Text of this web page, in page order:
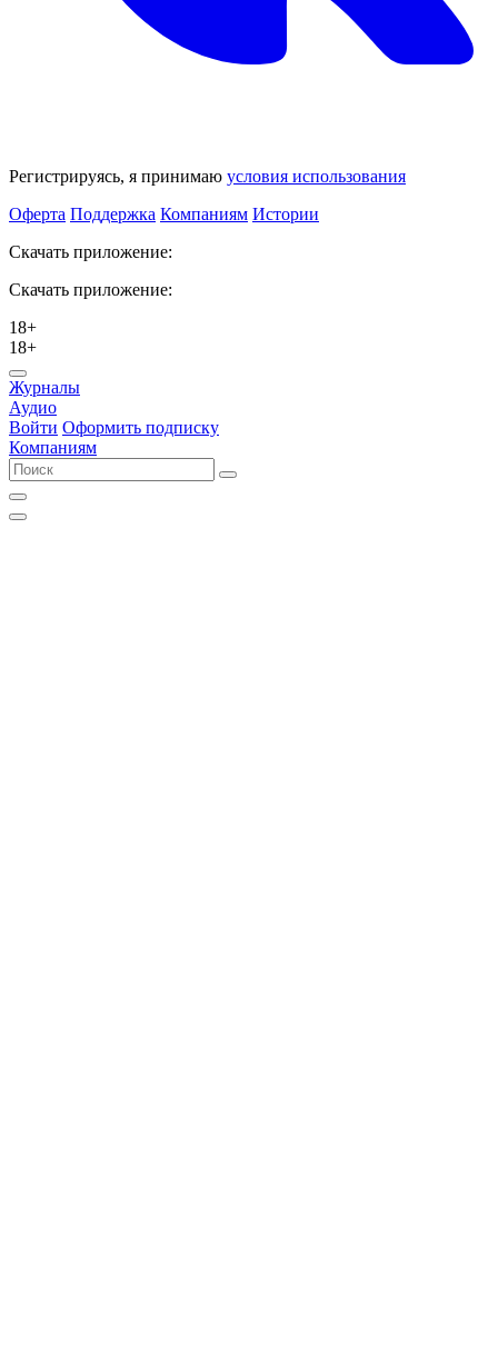
Регистрируясь, я принимаю условия использования
Оферта Поддержка Компаниям Истории
Скачать приложение:
Скачать приложение:
18+
18+
Журналы
Аудио
Войти Оформить подписку
Компаниям